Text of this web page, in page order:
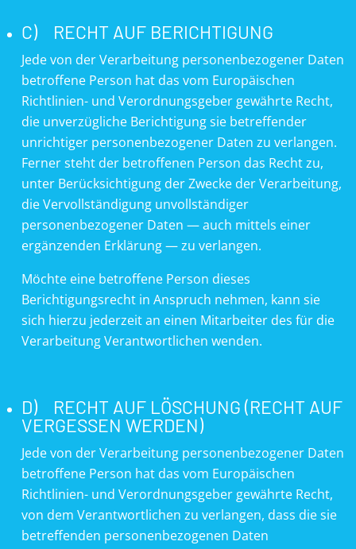
C) RECHT AUF BERICHTIGUNG
Jede von der Verarbeitung personenbezogener Daten
betroffene Person hat das vom Europäischen
Richtlinien- und Verordnungsgeber gewährte Recht,
die unverzügliche Berichtigung sie betreffender
unrichtiger personenbezogener Daten zu verlangen.
Ferner steht der betroffenen Person das Recht zu,
unter Berücksichtigung der Zwecke der Verarbeitung,
die Vervollständigung unvollständiger
personenbezogener Daten — auch mittels einer
ergänzenden Erklärung — zu verlangen.
Möchte eine betroffene Person dieses
Berichtigungsrecht in Anspruch nehmen, kann sie
sich hierzu jederzeit an einen Mitarbeiter des für die
Verarbeitung Verantwortlichen wenden.
D) RECHT AUF LÖSCHUNG (RECHT AUF
VERGESSEN WERDEN)
Jede von der Verarbeitung personenbezogener Daten
betroffene Person hat das vom Europäischen
Richtlinien- und Verordnungsgeber gewährte Recht,
von dem Verantwortlichen zu verlangen, dass die sie
betreffenden personenbezogenen Daten